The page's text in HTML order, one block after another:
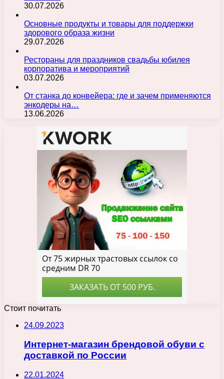
30.07.2026
Основные продукты и товары для поддержки
здорового образа жизни
29.07.2026
Рестораны для праздников свадьбы юбилея
корпоратива и мероприятий
03.07.2026
От станка до конвейера: где и зачем применяются
энкодеры на…
13.06.2026
Стоит почитать
24.09.2023
Интернет-магазин брендовой обуви с
доставкой по России
22.01.2024